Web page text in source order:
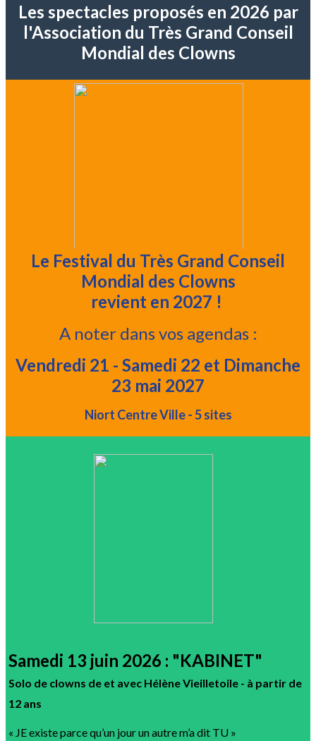
Les spectacles proposés en 2026 par
l'Association du Très Grand Conseil
Mondial des Clowns
Le Festival du Très Grand Conseil
Mondial des Clowns
revient en 2027 !
A noter dans vos agendas :
Vendredi 21 - Samedi 22 et Dimanche
23 mai 2027
Niort Centre Ville - 5 sites
Samedi 13 juin 2026 : "KABINET"
Solo de clowns de et avec Hélène Vieilletoile - à partir de
12 ans
« JE existe parce qu’un jour un autre m’a dit TU »